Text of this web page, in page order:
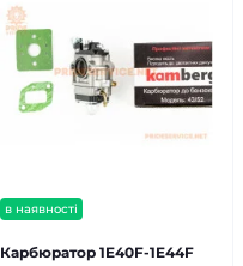
в наявності
Карбюратор 1E40F-1E44F